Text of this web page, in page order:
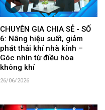
CHUYÊN GIA CHIA SẺ - SỐ
6: Nâng hiệu suất, giảm
phát thải khí nhà kính –
Góc nhìn từ điều hòa
không khí
26/06/2026